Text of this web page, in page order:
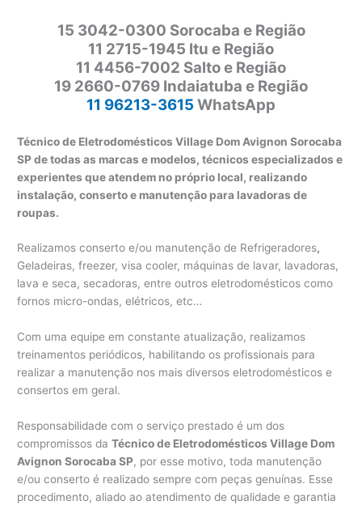
15 3042-0300 Sorocaba e Região
11 2715-1945 Itu e Região
11 4456-7002 Salto e Região
19 2660-0769 Indaiatuba e Região
11 96213-3615 WhatsApp
Técnico de Eletrodomésticos Village Dom Avignon Sorocaba
SP de todas as marcas e modelos, técnicos especializados e
experientes que atendem no próprio local, realizando
instalação, conserto e manutenção para lavadoras de
roupas.
Realizamos conserto e/ou manutenção de Refrigeradores,
Geladeiras, freezer, visa cooler, máquinas de lavar, lavadoras,
lava e seca, secadoras, entre outros eletrodomésticos como
fornos micro-ondas, elétricos, etc…
Com uma equipe em constante atualização, realizamos
treinamentos periódicos, habilitando os profissionais para
realizar a manutenção nos mais diversos eletrodomésticos e
consertos em geral.
Responsabilidade com o serviço prestado é um dos
compromissos daTécnico de Eletrodomésticos Village Dom
Avignon Sorocaba SP, por esse motivo, toda manutenção
e/ou conserto é realizado sempre com peças genuínas. Esse
procedimento, aliado ao atendimento de qualidade e garantia